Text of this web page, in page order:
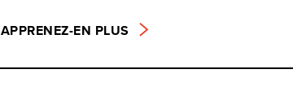
APPRENEZ-EN PLUS